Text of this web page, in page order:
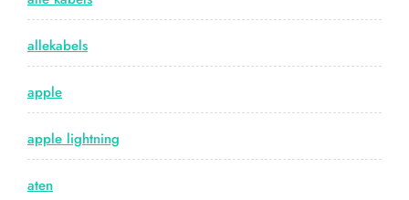
allekabels
apple
apple lightning
aten